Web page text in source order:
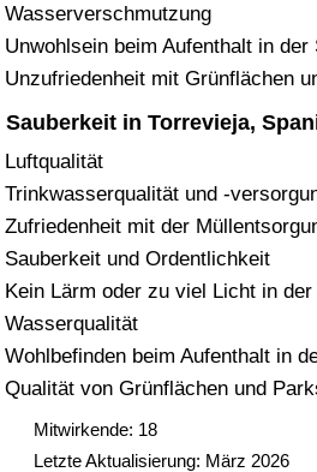
Wasserverschmutzung
Unwohlsein beim Aufenthalt in der
Unzufriedenheit mit Grünflächen
Sauberkeit in Torrevieja,
Luftqualität
Trinkwasserqualität und -
Zufriedenheit mit der
Sauberkeit und Ordentlichkeit
Kein Lärm oder zu viel Licht in
Wasserqualität
Wohlbefinden beim Aufenthalt in
Qualität von Grünflächen und
Mitwirkende: 18
Letzte Aktualisierung: März 2026
Gesundheitsversorgungs-Index
Gesundheitsversorgungs-Index
Umweltverschmutzung
Umweltverschmutzungs-Index
Verschmutzungsindex
Verkehr